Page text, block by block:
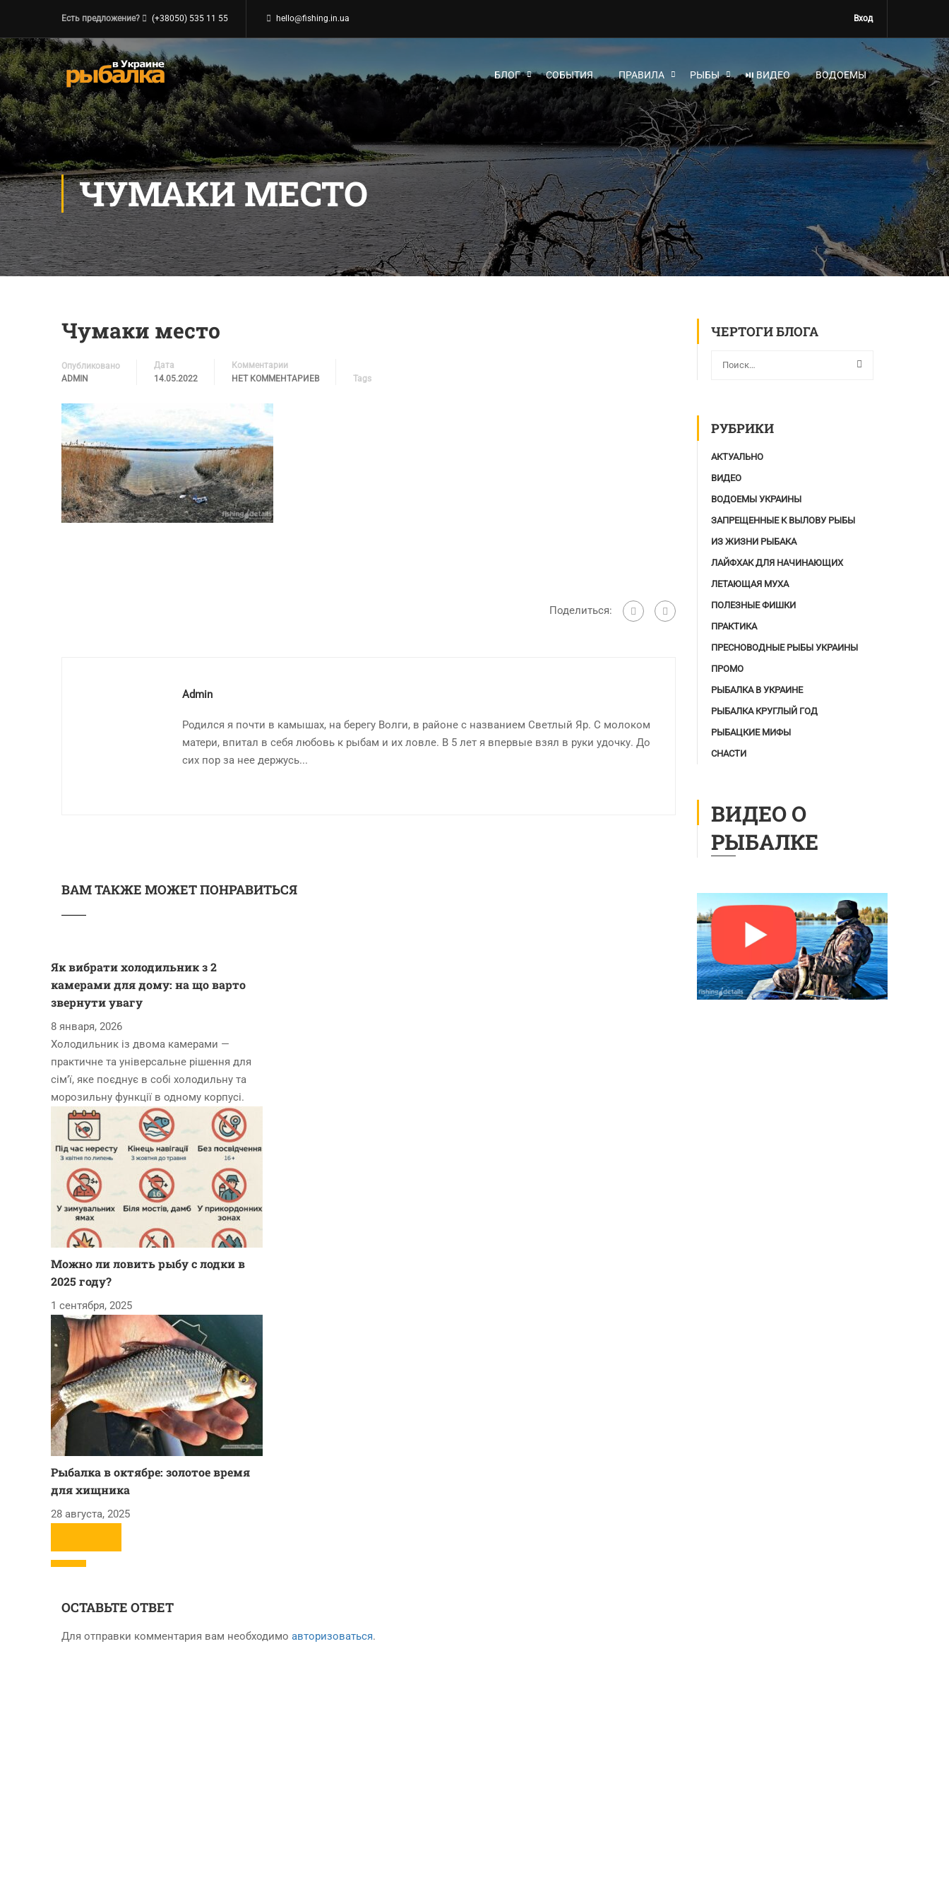
Есть предложение? (+38050) 535 11 55 hello@fishing.in.ua Вход
БЛОГ СОБЫТИЯ ПРАВИЛА РЫБЫ ⏯ ВИДЕО ВОДОЕМЫ
ЧУМАКИ МЕСТО
Чумаки место
Опубликовано
ADMIN
Дата
14.05.2022
Комментарии
НЕТ КОММЕНТАРИЕВ
Tags
Поделиться:
Admin
Родился я почти в камышах, на берегу Волги, в районе с названием Светлый Яр. С молоком
матери, впитал в себя любовь к рыбам и их ловле. В 5 лет я впервые взял в руки удочку. До
сих пор за нее держусь...
ВАМ ТАКЖЕ МОЖЕТ ПОНРАВИТЬСЯ
Як вибрати холодильник з 2
камерами для дому: на що варто
звернути увагу
8 января, 2026
Холодильник із двома камерами —
практичне та універсальне рішення для
сім’ї, яке поєднує в собі холодильну та
морозильну функції в одному корпусі.
Можно ли ловить рыбу с лодки в
2025 году?
1 сентября, 2025
Рыбалка в октябре: золотое время
для хищника
28 августа, 2025
ОСТАВЬТЕ ОТВЕТ
Для отправки комментария вам необходимо авторизоваться.
ЧЕРТОГИ БЛОГА
РУБРИКИ
АКТУАЛЬНО
ВИДЕО
ВОДОЕМЫ УКРАИНЫ
ЗАПРЕЩЕННЫЕ К ВЫЛОВУ РЫБЫ
ИЗ ЖИЗНИ РЫБАКА
ЛАЙФХАК ДЛЯ НАЧИНАЮЩИХ
ЛЕТАЮЩАЯ МУХА
ПОЛЕЗНЫЕ ФИШКИ
ПРАКТИКА
ПРЕСНОВОДНЫЕ РЫБЫ УКРАИНЫ
ПРОМО
РЫБАЛКА В УКРАИНЕ
РЫБАЛКА КРУГЛЫЙ ГОД
РЫБАЦКИЕ МИФЫ
СНАСТИ
ВИДЕО О
РЫБАЛКЕ